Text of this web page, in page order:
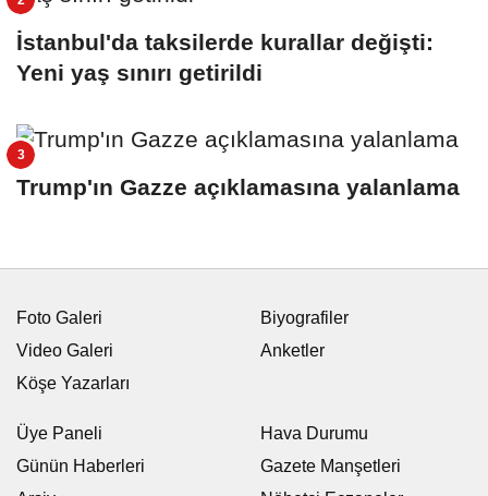
İstanbul'da taksilerde kurallar değişti:
Yeni yaş sınırı getirildi
Trump'ın Gazze açıklamasına yalanlama
Foto Galeri
Video Galeri
Köşe Yazarları
Biyografiler
Anketler
Üye Paneli
Günün Haberleri
Hava Durumu
Gazete Manşetleri